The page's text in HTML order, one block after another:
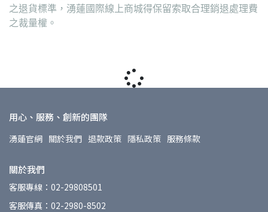
之退貨標準，湧蓮國際線上商城得保留索取合理銷退處理費
之裁量權。
用心、服務、創新的團隊
湧蓮官網 關於我們 退款政策 隱私政策 服務條款
關於我們
客服專線：02-29808501
客服傳真：02-2980-8502